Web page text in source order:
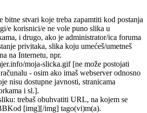
bitne stvari koje treba zapamtiti kod postanja
e korisnici/e ne vole puno slika u
i drugo, ako je administrator/ica foruma
privitaka, slika koju umećeš/umetneš
na Internetu, npr.
moja-slicka.gif [ne može postojati
- osim ako imaš webserver odnosno
nisu dostupne javnosti, stranicama
i sl.].
trebaš obuhvatiti URL, na kojem se
[img][/img] tago(vi)m(a).